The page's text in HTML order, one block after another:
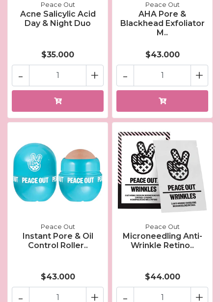
Peace Out
Acne Salicylic Acid
Day & Night Duo
$35.000
+
-
Peace Out
AHA Pore &
Blackhead Exfoliator
M..
$43.000
+
-
Peace Out
Instant Pore & Oil
Control Roller..
$43.000
+
-
Peace Out
Microneedling Anti-
Wrinkle Retino..
$44.000
+
-